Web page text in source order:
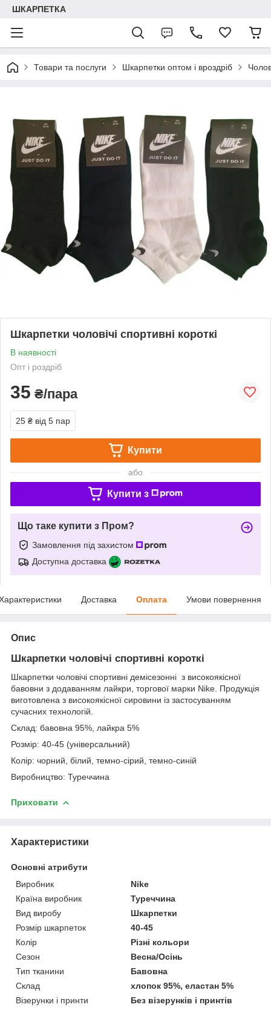
ШКАРПЕТКА
Товари та послуги Шкарпетки оптом і вроздріб
Шкарпетки чоловічі спортивні короткі
В наявності
Опт і роздріб
35 ₴/пара
25 ₴ від 5 пар
Купити
або
Купити з
Що таке купити з Пром?
Замовлення під захистом
Доступна доставка
Доставка Оплата Умови повернення
Опис
Шкарпетки чоловічі спортивні короткі
Шкарпетки чоловічі спортивні демісезонні з високоякісної
бавовни з додаванням лайкри, торгової марки Nike. Продукція
виготовлена з високоякісної сировини із застосуванням
сучасних технологій.
Склад: бавовна 95%, лайкра 5%
Розмір: 40-45 (універсальний)
Колір: чорний, білий, темно-сірий, темно-синій
Виробництво: Туреччина
Приховати
Характеристики
Основні атрибути
Виробник
Nike
Країна виробник
Туреччина
Вид виробу
Шкарпетки
Розмір шкарпеток
40-45
Колір
Різні кольори
Сезон
Весна/Осінь
Тип тканини
Бавовна
Склад
хлопок 95%, еластан 5%
Візерунки і принти
Без візерунків і принтів